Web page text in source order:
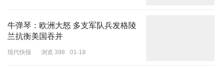
牛弹琴：欧洲大怒 多支军队兵发格陵
兰抗衡美国吞并
现代快报 浏览 398 01-18